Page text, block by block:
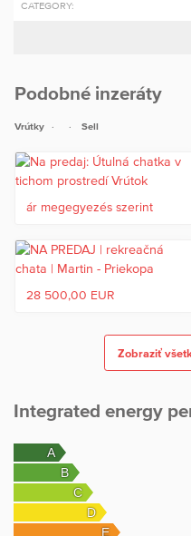
CATEGORY:
Podobné inzeráty
Vrútky Sell
ár megegyezés szerint
28 500,00 EUR
Zobraziť
Integrated energy